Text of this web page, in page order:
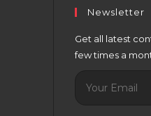
Newsletter
Get all latest
few times a